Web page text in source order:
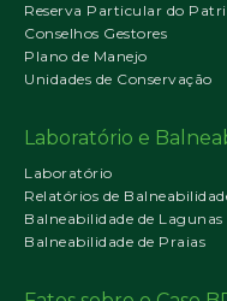
Reserva Particular do
Conselhos Gestores
Plano de Manejo
Unidades de Conservação
Laboratório e
Laboratório
Relatórios de
Balneabilidade de Lagunas
Balneabilidade de Praias